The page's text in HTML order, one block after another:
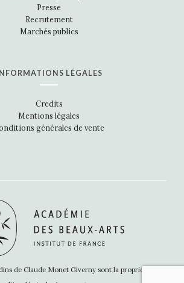
Presse
Recrutement
Marchés publics
INFORMATIONS LÉGALES
Credits
Mentions légales
générales de vente
de Claude Monet Giverny sont la propriété de